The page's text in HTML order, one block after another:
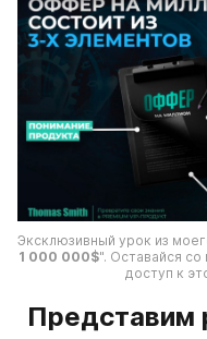
Эксклюзивный урок из
1 000 000$". Оставайся
доступ к
Представим